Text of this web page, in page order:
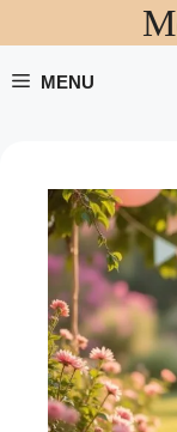
au
contenuMENU